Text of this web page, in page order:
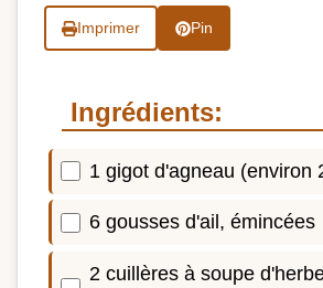
Imprimer Pin
Ingrédients:
1 gigot d'agneau (environ
6 gousses d'ail, émincées
2 cuillères à soupe